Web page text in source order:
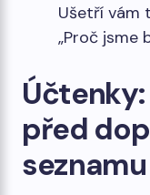
Ušetří vám
„Proč jsme
před
seznamu